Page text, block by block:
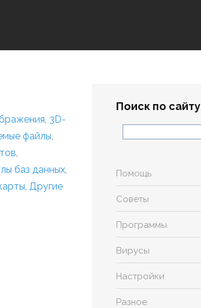
, 3D-
файлы,
,
баз данных,
, Другие
Поиск по сайту
Помощь
Советы
Программы
Вирусы
Настройки
Разное